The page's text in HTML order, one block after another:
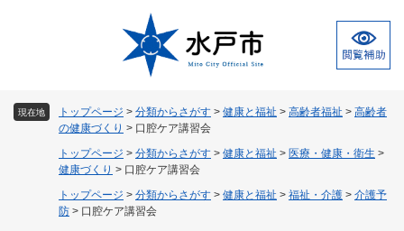
現在地 トップページ > 分類からさがす > 健康と福祉 > 高齢者福祉 > 高齢者
の健康づくり > 口腔ケア講習会
トップページ > 分類からさがす > 健康と福祉 > 医療・健康・衛生 >
健康づくり > 口腔ケア講習会
トップページ > 分類からさがす > 健康と福祉 > 福祉・介護 > 介護予
防 > 口腔ケア講習会